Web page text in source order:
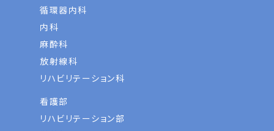
循環器内科
内科
麻酔科
放射線科
リハビリテーション科
看護部
リハビリテーション部